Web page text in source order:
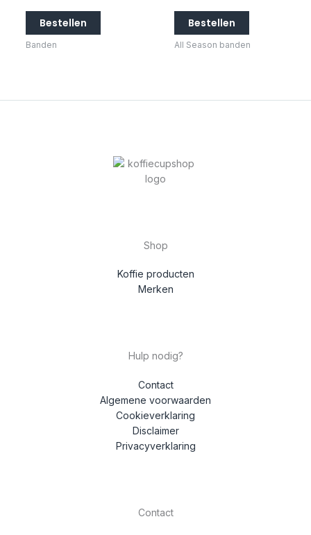
Bestellen
Banden
Bestellen
All Season banden
Shop
Koffie producten
Merken
Hulp nodig?
Contact
Algemene voorwaarden
Cookieverklaring
Disclaimer
Privacyverklaring
Contact